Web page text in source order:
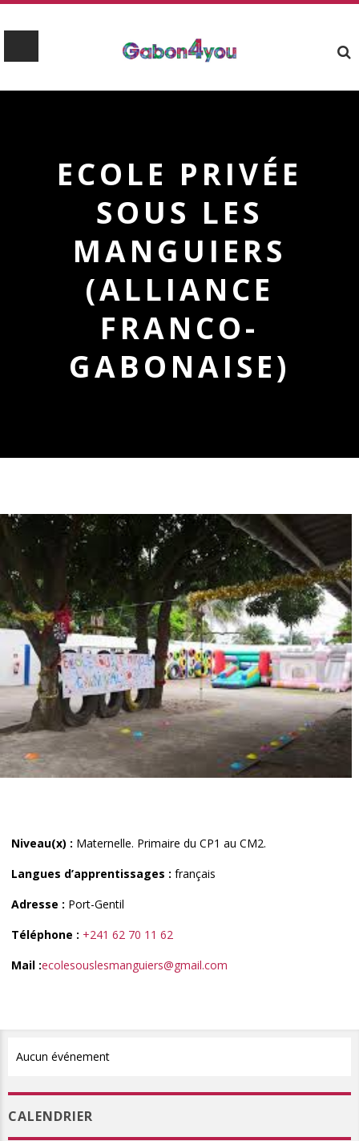
ECOLE PRIVÉE
SOUS LES
MANGUIERS
(ALLIANCE
FRANCO-
GABONAISE)
Niveau(x) : Maternelle. Primaire du CP1 au CM2.
Langues d’apprentissages : français
Adresse : Port-Gentil
Téléphone : +241 62 70 11 62
Mail :ecolesouslesmanguiers@gmail.com
Aucun événement
CALENDRIER